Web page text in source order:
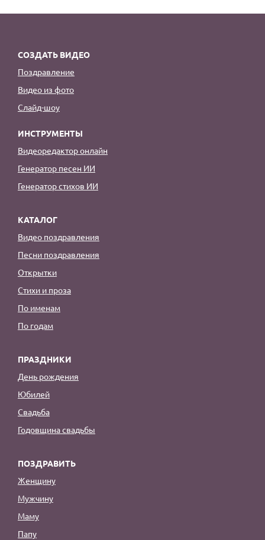
СОЗДАТЬ ВИДЕО
Поздравление
Видео из фото
Слайд-шоу
ИНСТРУМЕНТЫ
Видеоредактор онлайн
Генератор песен ИИ
Генератор стихов ИИ
КАТАЛОГ
Видео поздравления
Песни поздравления
Открытки
Стихи и проза
По именам
По годам
ПРАЗДНИКИ
День рождения
Юбилей
Свадьба
Годовщина свадьбы
ПОЗДРАВИТЬ
Женщину
Мужчину
Маму
Папу